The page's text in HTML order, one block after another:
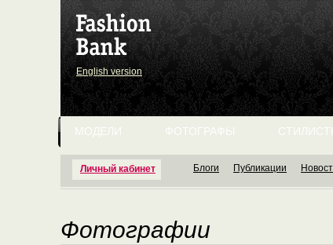
English version
Личный кабинет
МОДЕЛИ ФОТОГРАФЫ
Блоги Публикации
Фотографии